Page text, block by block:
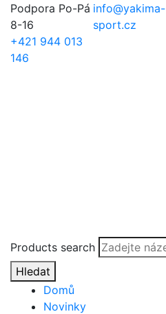
Podpora Po-Pá
8-16
+421 944 013
146
info@yakima-
sport.cz
Products search
Hledat
Domů
Novinky